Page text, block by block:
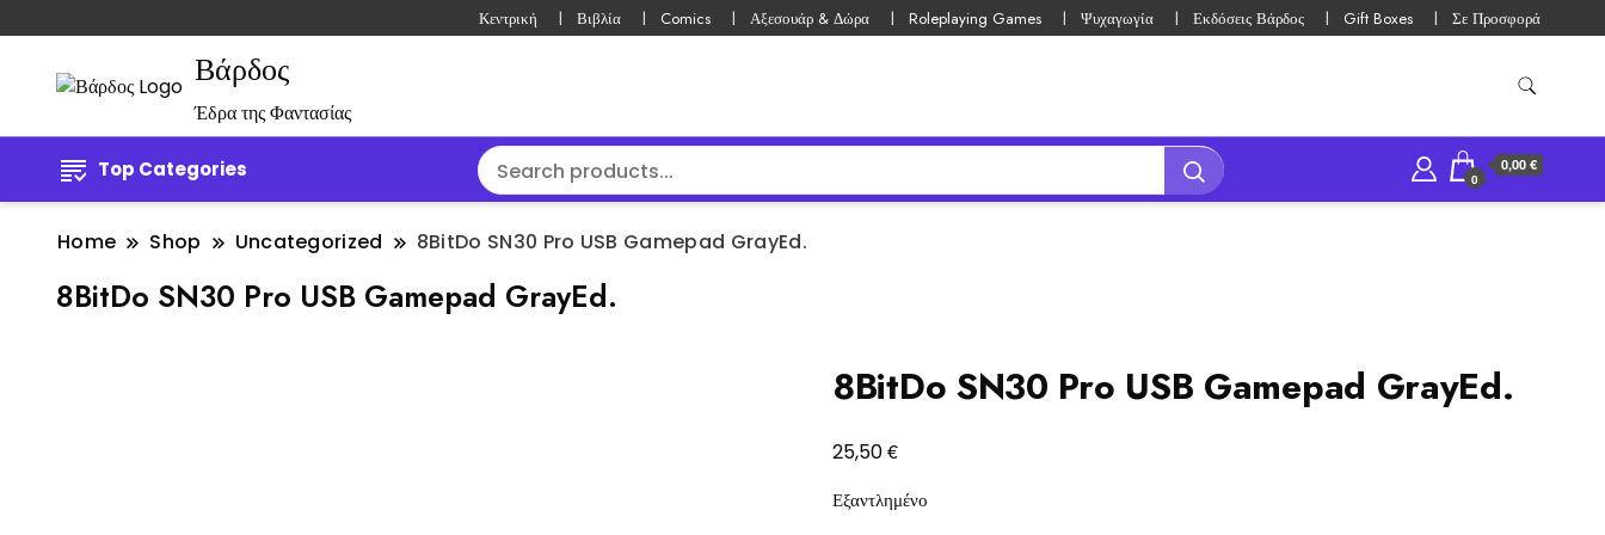
Κεντρική Βιβλία Comics Αξεσουάρ & Δώρα Roleplaying Games Ψυχαγωγία Εκδόσεις Βάρδος Gift Boxes Σε Προσφορά
Βάρδος
Έδρα της Φαντασίας
Top Categories 0
0,00 €
Home Shop Uncategorized 8BitDo SN30 Pro USB Gamepad GrayEd.
8BitDo SN30 Pro USB Gamepad GrayEd.
8BitDo SN30 Pro USB Gamepad GrayEd.
25,50€
Εξαντλημένο